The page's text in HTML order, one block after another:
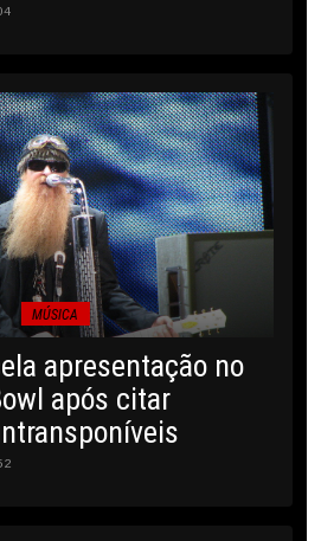
MÚSICA
apresentação no
após citar